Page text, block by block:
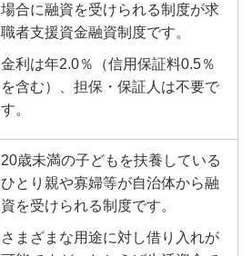
場合に融資を受けられる制度が求
職者支援資金融資制度です。
金利は年2.0％（信用保証料0.5％
を含む）、担保・保証人は不要で
す。
20歳未満の子どもを扶養している
ひとり親や寡婦等が自治体から融
資を受けられる制度です。
さまざまな用途に対し借り入れが